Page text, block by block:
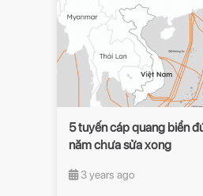
5 tuyến cáp quang biển
năm chưa sửa xong
3 years ago